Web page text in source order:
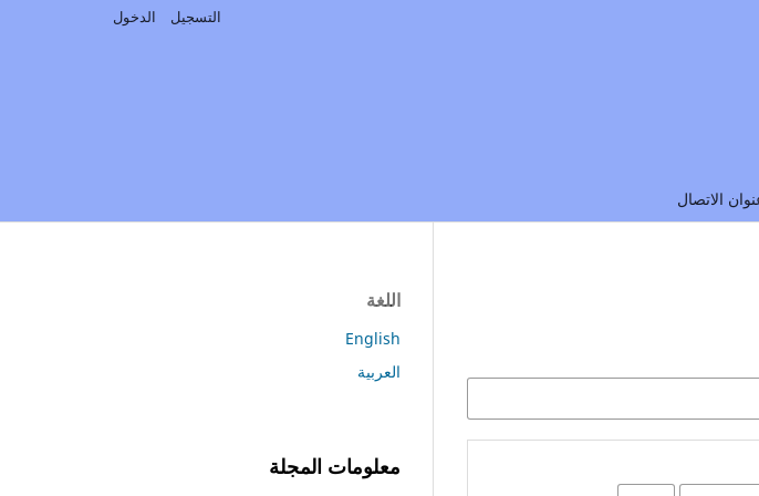
الاتصال
التسجيل الدخول
اللغة
English
العربية
معلومات المجلة